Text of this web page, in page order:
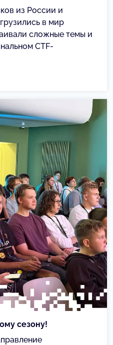
из России и
в мир
сложные темы и
CTF-
сезону!